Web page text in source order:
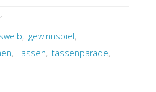
, gewinnspiel,
, Tassen, tassenparade,